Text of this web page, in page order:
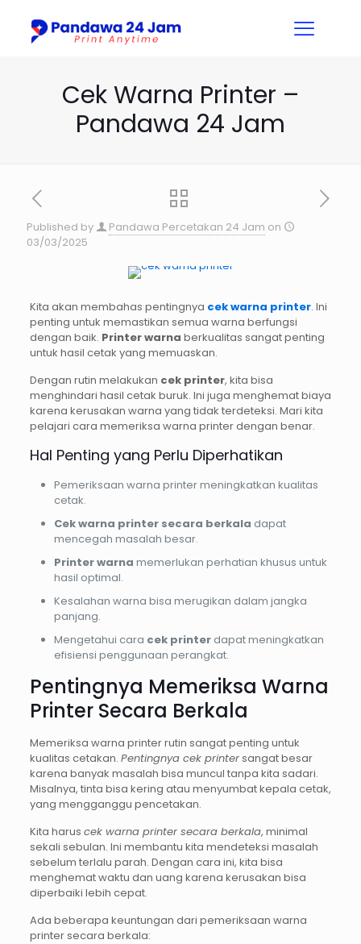
Cek Warna Printer –
Pandawa 24 Jam
Published by Pandawa Percetakan 24 Jam on
03/03/2025
Kita akan membahas pentingnya cek warna printer. Ini
penting untuk memastikan semua warna berfungsi
dengan baik. Printer warna berkualitas sangat penting
untuk hasil cetak yang memuaskan.
Dengan rutin melakukan cek printer, kita bisa
menghindari hasil cetak buruk. Ini juga menghemat biaya
karena kerusakan warna yang tidak terdeteksi. Mari kita
pelajari cara memeriksa warna printer dengan benar.
Hal Penting yang Perlu Diperhatikan
Pemeriksaan warna printer meningkatkan kualitas
cetak.
Cek warna printer secara berkala dapat
mencegah masalah besar.
Printer warna memerlukan perhatian khusus untuk
hasil optimal.
Kesalahan warna bisa merugikan dalam jangka
panjang.
Mengetahui cara cek printerdapat meningkatkan
efisiensi penggunaan perangkat.
Pentingnya Memeriksa Warna
Printer Secara Berkala
Memeriksa warna printer rutin sangat penting untuk
kualitas cetakan. Pentingnya cek printersangat besar
karena banyak masalah bisa muncul tanpa kita sadari.
Misalnya, tinta bisa kering atau menyumbat kepala cetak,
yang mengganggu pencetakan.
Kita harus cek warna printer secara berkala, minimal
sekali sebulan. Ini membantu kita mendeteksi masalah
sebelum terlalu parah. Dengan cara ini, kita bisa
menghemat waktu dan uang karena kerusakan bisa
diperbaiki lebih cepat.
Ada beberapa keuntungan dari pemeriksaan warna
printer secara berkala: